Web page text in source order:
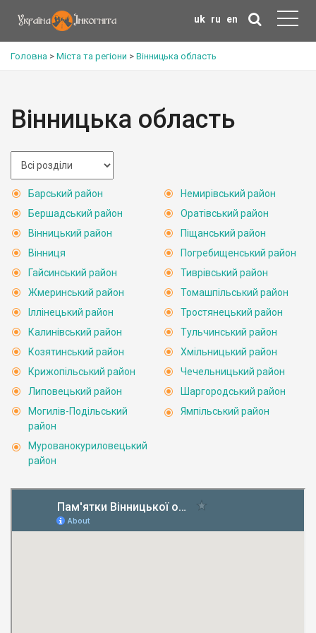
uk ru en
Головна > Міста та регіони > Вінницька область
Вінницька область
Барський район
Бершадський район
Вінницький район
Вінниця
Гайсинський район
Жмеринський район
Іллінецький район
Калинівський район
Козятинський район
Крижопільський район
Липовецький район
Могилів-Подільський
район
Мурованокуриловецький
район
Немирівський район
Оратівський район
Піщанський район
Погребищенський район
Тиврівський район
Томашпільський район
Тростянецький район
Тульчинський район
Хмільницький район
Чечельницький район
Шаргородський район
Ямпільський район